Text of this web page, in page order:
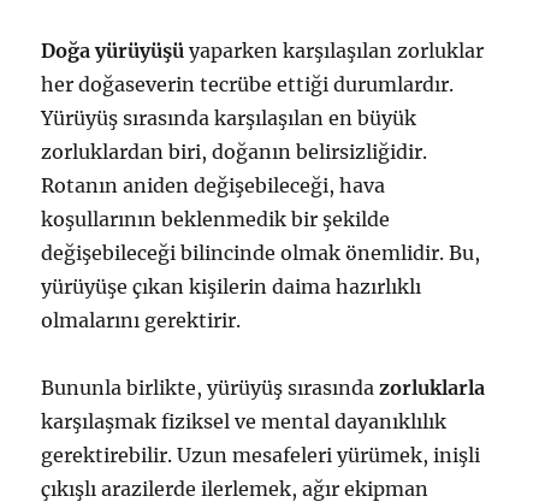
Doğa yürüyüşü yaparken karşılaşılan zorluklar
her doğaseverin tecrübe ettiği durumlardır.
Yürüyüş sırasında karşılaşılan en büyük
zorluklardan biri, doğanın belirsizliğidir.
Rotanın aniden değişebileceği, hava
koşullarının beklenmedik bir şekilde
değişebileceği bilincinde olmak önemlidir. Bu,
yürüyüşe çıkan kişilerin daima hazırlıklı
olmalarını gerektirir.
Bununla birlikte, yürüyüş sırasındazorluklarla
karşılaşmak fiziksel ve mental dayanıklılık
gerektirebilir. Uzun mesafeleri yürümek, inişli
çıkışlı arazilerde ilerlemek, ağır ekipman